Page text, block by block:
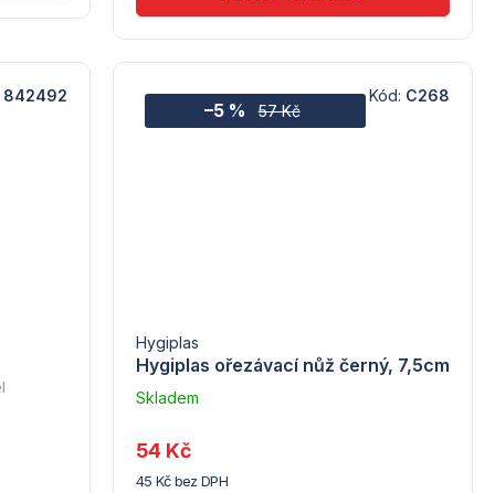
842492
57 Kč
–5 %
Hygiplas ořezávací nůž černý, 7,5cm
Hygiplas
Skladem
dodavatele
(10)
45 Kč bez DPH
54 Kč
Kód: C268